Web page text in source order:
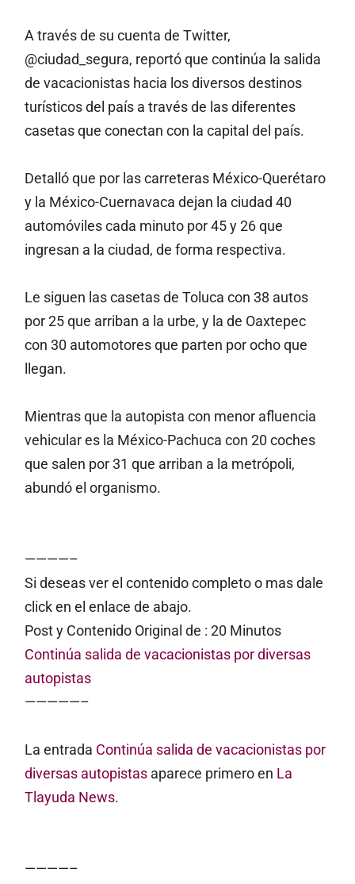
A través de su cuenta de Twitter,
@ciudad_segura, reportó que continúa la salida
de vacacionistas hacia los diversos destinos
turísticos del país a través de las diferentes
casetas que conectan con la capital del país.
Detalló que por las carreteras México-Querétaro
y la México-Cuernavaca dejan la ciudad 40
automóviles cada minuto por 45 y 26 que
ingresan a la ciudad, de forma respectiva.
Le siguen las casetas de Toluca con 38 autos
por 25 que arriban a la urbe, y la de Oaxtepec
con 30 automotores que parten por ocho que
llegan.
Mientras que la autopista con menor afluencia
vehicular es la México-Pachuca con 20 coches
que salen por 31 que arriban a la metrópoli,
abundó el organismo.
————–
Si deseas ver el contenido completo o mas dale
click en el enlace de abajo.
Post y Contenido Original de : 20 Minutos
Continúa salida de vacacionistas por diversas
autopistas
—————–
La entrada Continúa salida de vacacionistas por
diversas autopistasaparece primero en La
Tlayuda News.
————–